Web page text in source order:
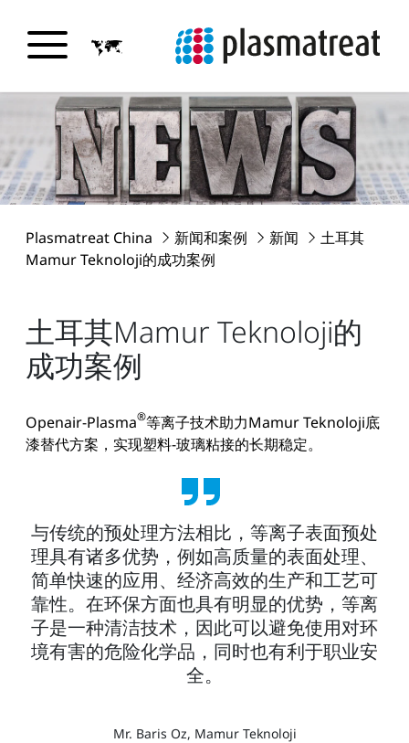
Plasmatreat China 新闻和案例 新闻
土耳其
Mamur Teknoloji的成功案例
土耳其Mamur Teknoloji的
成功案例
Openair-Plasma®等离子技术助力Mamur Teknoloji底
漆替代方案，实现塑料-玻璃粘接的长期稳定。
与传统的预处理方法相比，等离子表面预处
理具有诸多优势，例如高质量的表面处理、
简单快速的应用、经济高效的生产和工艺可
靠性。在环保方面也具有明显的优势，等离
子是一种清洁技术，因此可以避免使用对环
境有害的危险化学品，同时也有利于职业安
全。
Mr. Baris Oz, Mamur Teknoloji